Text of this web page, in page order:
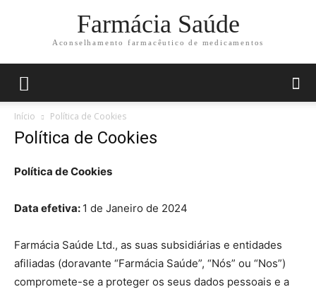
Farmácia Saúde
Aconselhamento farmacêutico de medicamentos
Início Política de Cookies
Política de Cookies
Política de Cookies
Data efetiva: 1 de Janeiro de 2024
Farmácia Saúde Ltd., as suas subsidiárias e entidades
afiliadas (doravante “Farmácia Saúde”, “Nós” ou “Nos”)
compromete-se a proteger os seus dados pessoais e a